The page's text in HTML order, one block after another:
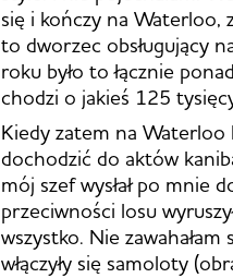
się i kończy na Waterloo,
to dworzec obsługujący
roku było to łącznie
chodzi o jakieś 125
Kiedy zatem na Waterloo
dochodzić do aktów
mój szef wysłał po mnie
przeciwności losu
wszystko. Nie
włączyły się samoloty